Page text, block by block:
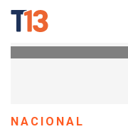
NACIONAL